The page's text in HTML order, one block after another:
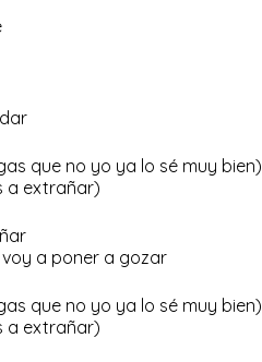
que no yo ya lo sé muy bien)
a extrañar)
a poner a gozar
que no yo ya lo sé muy bien)
a extrañar)